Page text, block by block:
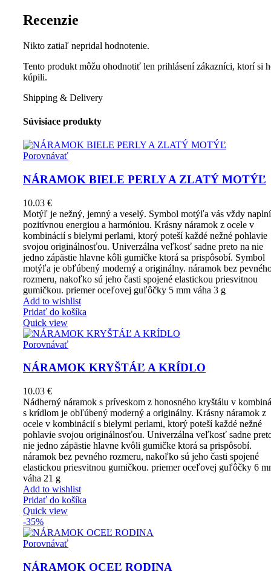
Recenzie
Nikto zatiaľ nepridal hodnotenie.
Tento produkt môžu ohodnotiť len prihlásení zákazníci, ktorí si
kúpili.
Shipping & Delivery
Súvisiace produkty
Porovnávať
NÁRAMOK BIELE PERLY A ZLATÝ MOTÝĽ
10.03 €
Motýľ je nežný, jemný a veselý. Symbol motýľa vás vždy naplní
pozitívnou energiou a harmóniou. Krásny náramok z ocele v
kombinácií s bielymi perlami, ktorý poteší každé nežné pohlavie
svojou originálnosťou. Univerzálna veľkosť sadne preto na nie
jedno zápästie hlavne kôli gumičke ktorá sa prispôsobí. Symbol
motýľa je obľúbený moderný a originálny. náramok bez
rozmeru, nakoľko sú jeho časti spojené elastickou priesvitnou
gumičkou. priemer oceľovej guľôčky 5 mm váha 3 g
Add to wishlist
Pridať do košíka
Quick view
Porovnávať
NÁRAMOK KRYŠTÁĽ A KRÍDLO
10.03 €
Nádherný náramok s príveskom z honosného kryštálu v
s krídlom je obľúbený moderný a originálny. Krásny náramok z
ocele v kombinácií s bielymi perlami, ktorý poteší každé nežné
pohlavie svojou originálnosťou. Univerzálna veľkosť sadne
nie jedno zápästie hlavne kvôli gumičke ktorá sa prispôsobí.
náramok bez pevného rozmeru, nakoľko sú jeho časti spojené
elastickou priesvitnou gumičkou. priemer oceľovej guľôčky 6
váha 21 g
Add to wishlist
Pridať do košíka
Quick view
-35%
Porovnávať
NÁRAMOK OCEĽ RODINA